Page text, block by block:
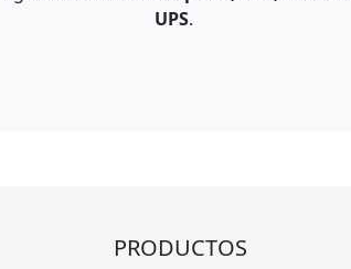
UPS.
PRODUCTOS